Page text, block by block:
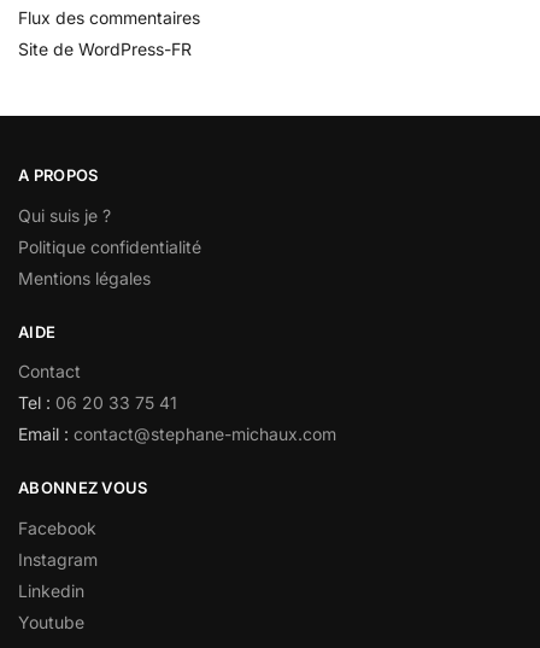
Flux des commentaires
Site de WordPress-FR
A PROPOS
Qui suis je ?
Politique confidentialité
Mentions légales
AIDE
Contact
Tel : 06 20 33 75 41
Email : contact@stephane-michaux.com
ABONNEZ VOUS
Facebook
Instagram
Linkedin
Youtube